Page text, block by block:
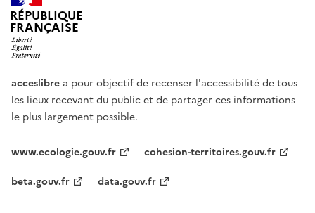
RÉPUBLIQUE
FRANÇAISE
acceslibre a pour objectif de recenser l'accessibilité de tous
les lieux recevant du public et de partager ces informations
le plus largement possible.
www.ecologie.gouv.fr
cohesion-territoires.gouv.fr
beta.gouv.fr
data.gouv.fr